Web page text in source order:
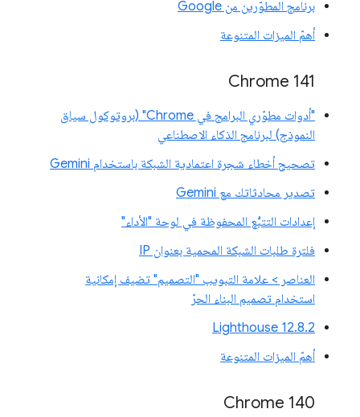
برنامج المطوّرين من Google
أهمّ الميزات المتنوعة
‫Chrome 141
"أدوات مطوّري البرامج في Chrome" (بروتوكول سياق
النموذج) لبرنامج الذكاء الاصطناعي
تصحيح أخطاء شجرة اعتمادية الشبكة باستخدام Gemini
تصدير محادثاتك مع Gemini
إعدادات التتبُّع المحفوظة في لوحة "الأداء"
فلترة طلبات الشبكة المحمية بعنوان IP
العناصر > علامة التبويب "التصميم" تضيف إمكانية
استخدام تصميم البناء الحرّ
‫Lighthouse 12.8.2
أهمّ الميزات المتنوعة
Chrome 140